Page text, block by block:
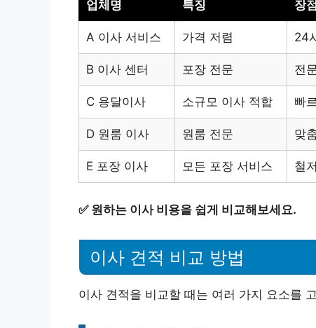
업체명 특징 장점
A 이사 서비스 가격 저렴 24
B 이사 센터 포장 전문 전
C 용달이사 소규모 이사 적합 빠
D 원룸 이사 원룸 전문 맞
E 포장 이사 모든 포장 서비스 철
✅ 원하는 이사 비용을 쉽게 비교해보세요.
이사 견적 비교 방법
이사 견적을 비교할 때는 여러 가지 요소를